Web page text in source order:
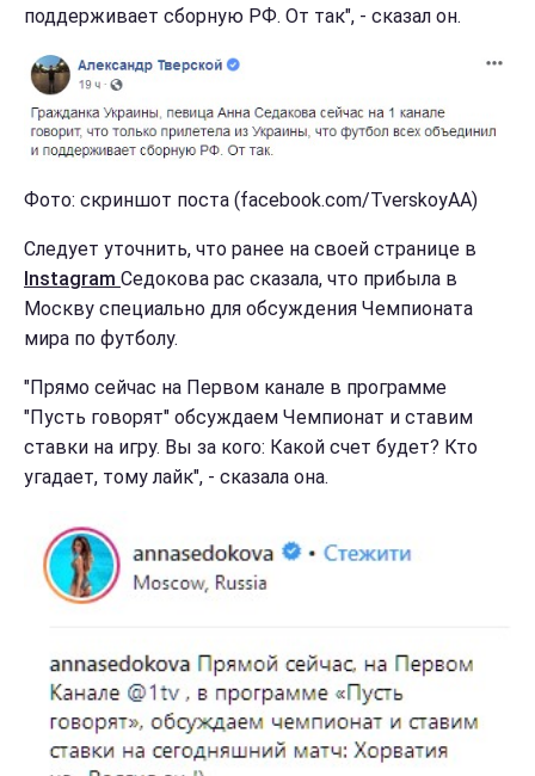
поддерживает сборную РФ. От так", - сказал он.
Фото: скриншот поста (facebook.com/TverskoyAA)
Следует уточнить, что ранее на своей странице в
Instagram Седокова рас сказала, что прибыла в
Москву специально для обсуждения Чемпионата
мира по футболу.
"Прямо сейчас на Первом канале в программе
"Пусть говорят" обсуждаем Чемпионат и ставим
ставки на игру. Вы за кого: Какой счет будет? Кто
угадает, тому лайк", - сказала она.